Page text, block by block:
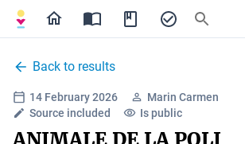
Back to results
14 February 2026
Marin Carmen
Source included
Is public